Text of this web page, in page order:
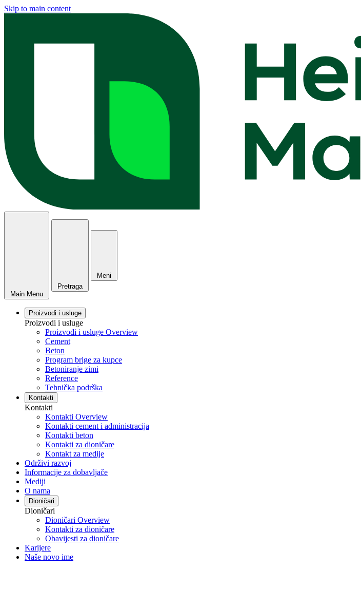
Skip to main content
Main Menu
Pretraga
Meni
Proizvodi i usluge
Proizvodi i usluge
Proizvodi i usluge Overview
Cement
Beton
Program brige za kupce
Betoniranje zimi
Reference
Tehnička podrška
Kontakti
Kontakti
Kontakti Overview
Kontakti cement i administracija
Kontakti beton
Kontakti za dioničare
Kontakt za medije
Održivi razvoj
Informacije za dobavljače
Mediji
O nama
Dioničari
Dioničari
Dioničari Overview
Kontakti za dioničare
Obavijesti za dioničare
Karijere
Naše novo ime